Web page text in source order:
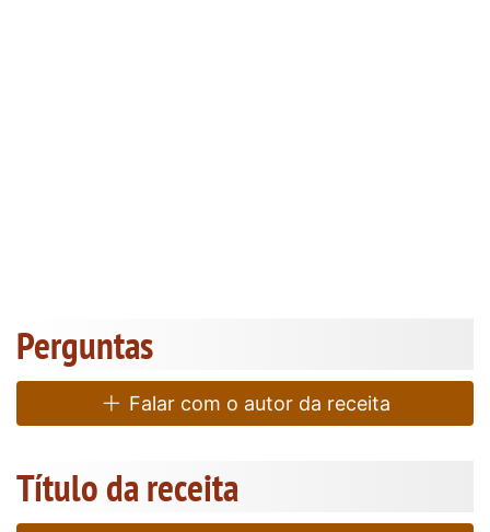
Perguntas
Falar com o autor da receita
Título da receita